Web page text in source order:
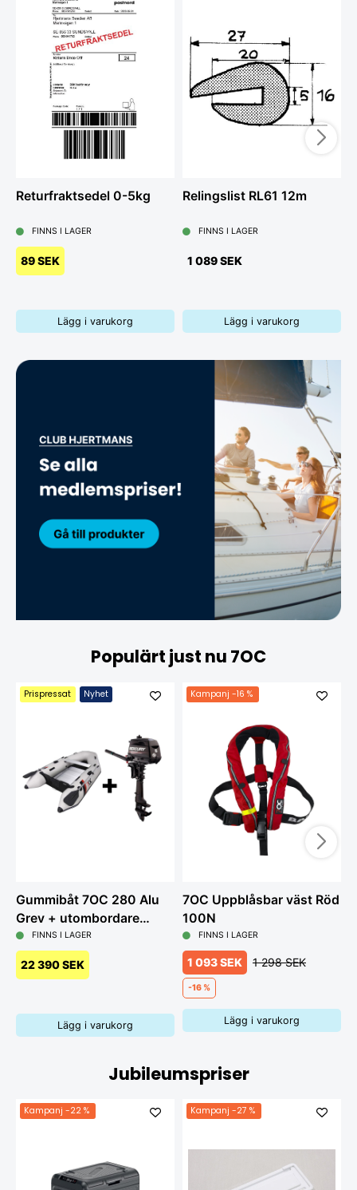
Returfraktsedel 0-5kg
FINNS I LAGER
89 SEK
Lägg i varukorg
Relingslist RL61 12m
FINNS I LAGER
1 089 SEK
Lägg i varukorg
Populärt just nu 7OC
Prispressat Nyhet
Gummibåt 7OC 280 Alu
Grey + utombordare
Mercury 6hk
FINNS I LAGER
22 390 SEK
Lägg i varukorg
Kampanj -16 %
7OC Uppblåsbar väst Röd
100N
FINNS I LAGER
1 093 SEK 1 298 SEK
-16 %
Lägg i varukorg
Jubileumspriser
Kampanj -22 % Kampanj -27 %